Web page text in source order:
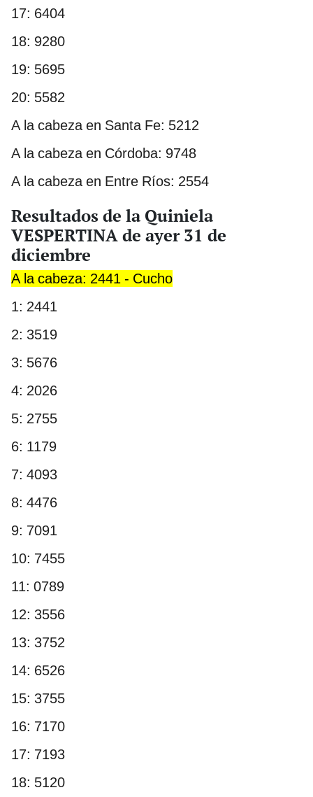
17: 6404
18: 9280
19: 5695
20: 5582
A la cabeza en Santa Fe: 5212
A la cabeza en Córdoba: 9748
A la cabeza en Entre Ríos: 2554
Resultados de la Quiniela
VESPERTINA de ayer 31 de
diciembre
A la cabeza: 2441 - Cucho
1: 2441
2: 3519
3: 5676
4: 2026
5: 2755
6: 1179
7: 4093
8: 4476
9: 7091
10: 7455
11: 0789
12: 3556
13: 3752
14: 6526
15: 3755
16: 7170
17: 7193
18: 5120